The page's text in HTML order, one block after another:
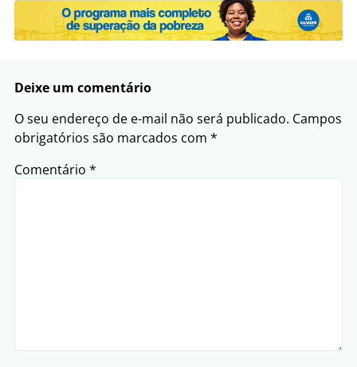
Deixe um comentário
O seu endereço de e-mail não será publicado. Campos
obrigatórios são marcados com *
Comentário *